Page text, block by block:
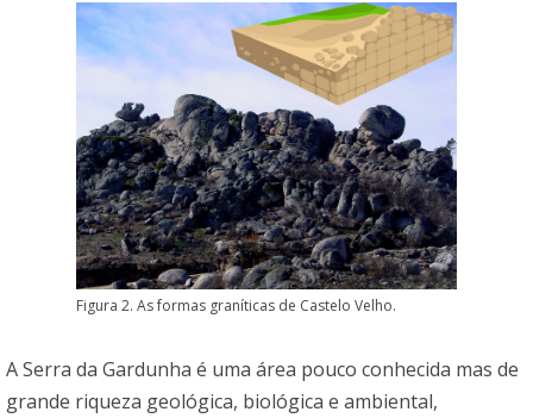
Figura 2. As formas graníticas de Castelo Velho.
A Serra da Gardunha é uma área pouco conhecida mas de
grande riqueza geológica, biológica e ambiental,